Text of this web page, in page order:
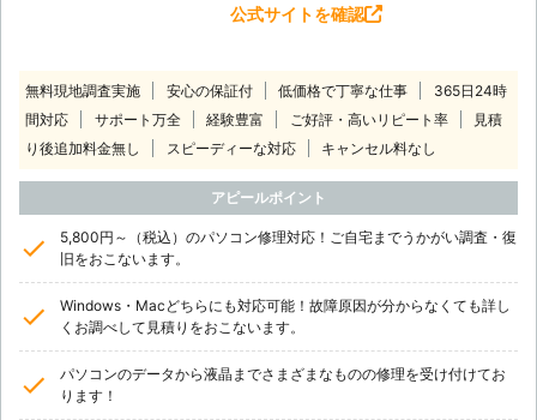
公式サイトを確認
無料現地調査実施 安心の保証付 低価格で丁寧な仕事
365日24時
間対応
サポート万全 経験豊富 ご好評・高いリピート率
見積
り後追加料金無し
スピーディーな対応 キャンセル料なし
アピールポイント
5,800円～（税込）のパソコン修理対応！ご自宅までうかがい調査・復
旧をおこないます。
Windows・Macどちらにも対応可能！故障原因が分からなくても詳し
くお調べして見積りをおこないます。
パソコンのデータから液晶までさまざまなものの修理を受け付けてお
ります！